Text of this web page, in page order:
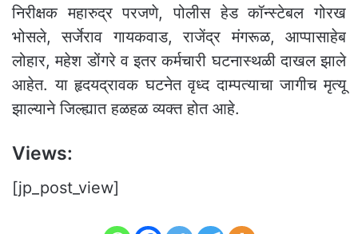
निरीक्षक महारुद्र परजणे, पोलीस हेड कॉन्स्टेबल गोरख
भोसले, सर्जेराव गायकवाड, राजेंद्र मंगरूळ, आप्पासाहेब
लोहार, महेश डोंगरे व इतर कर्मचारी घटनास्थळी दाखल झाले
आहेत. या हृदयद्रावक घटनेत वृध्द दाम्पत्याचा जागीच मृत्यू
झाल्याने जिल्ह्यात हळहळ व्यक्त होत आहे.
Views:
[jp_post_view]